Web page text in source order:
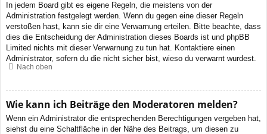
In jedem Board gibt es eigene Regeln, die meistens von der
Administration festgelegt werden. Wenn du gegen eine dieser Regeln
verstoßen hast, kann sie dir eine Verwarnung erteilen. Bitte beachte, dass
dies die Entscheidung der Administration dieses Boards ist und phpBB
Limited nichts mit dieser Verwarnung zu tun hat. Kontaktiere einen
Administrator, sofern du die nicht sicher bist, wieso du verwarnt wurdest.
Nach oben
Wie kann ich Beiträge den Moderatoren melden?
Wenn ein Administrator die entsprechenden Berechtigungen vergeben hat,
siehst du eine Schaltfläche in der Nähe des Beitrags, um diesen zu